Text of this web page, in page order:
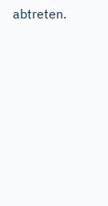
abtreten.